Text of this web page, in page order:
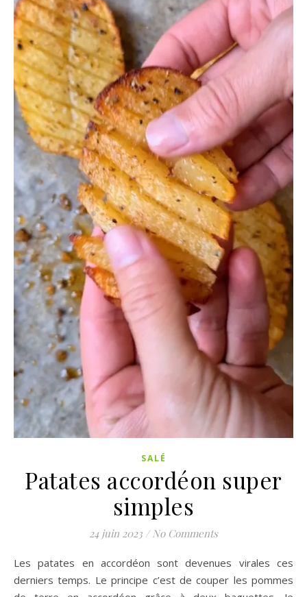
SALÉ
Patates accordéon super
simples
24 juin 2023 / No Comments
Les patates en accordéon sont devenues virales ces
derniers temps. Le principe c’est de couper les pommes